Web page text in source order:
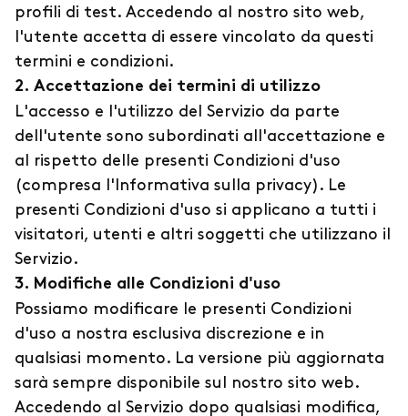
profili di test. Accedendo al nostro sito web,
l'utente accetta di essere vincolato da questi
termini e condizioni.
2. Accettazione dei termini di utilizzo
L'accesso e l'utilizzo del Servizio da parte
dell'utente sono subordinati all'accettazione e
al rispetto delle presenti Condizioni d'uso
(compresa l'Informativa sulla privacy). Le
presenti Condizioni d'uso si applicano a tutti i
visitatori, utenti e altri soggetti che utilizzano il
Servizio.
3. Modifiche alle Condizioni d'uso
Possiamo modificare le presenti Condizioni
d'uso a nostra esclusiva discrezione e in
qualsiasi momento. La versione più aggiornata
sarà sempre disponibile sul nostro sito web.
Accedendo al Servizio dopo qualsiasi modifica,